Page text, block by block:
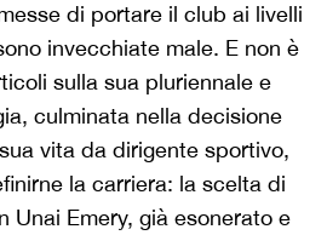
di portare il club ai livelli
invecchiate male. E non è
sulla sua pluriennale e
culminata nella decisione
vita da dirigente sportivo,
la carriera: la scelta di
Unai Emery, già esonerato e